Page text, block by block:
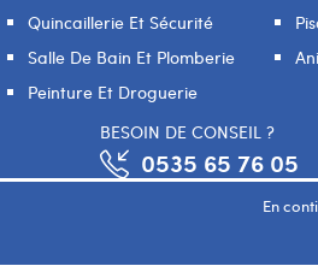
En
Quincaillerie Et Sécurité
Salle De Bain Et Plomberie
Peinture Et Droguerie
BESOIN DE CONSEIL ?
0535 65 76 05